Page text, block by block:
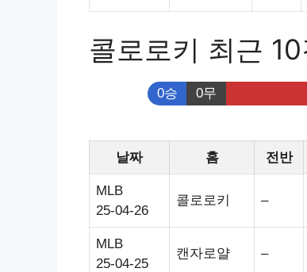
콜로로키 최근 10
0승 0무
날짜 홈 전반
MLB
25-04-26
콜로로키 –
MLB
25-04-25
캔자로얄 –